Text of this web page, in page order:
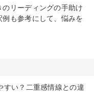
リーディングの手助け
も参考にして、悩みを
すい？二重感情線との違